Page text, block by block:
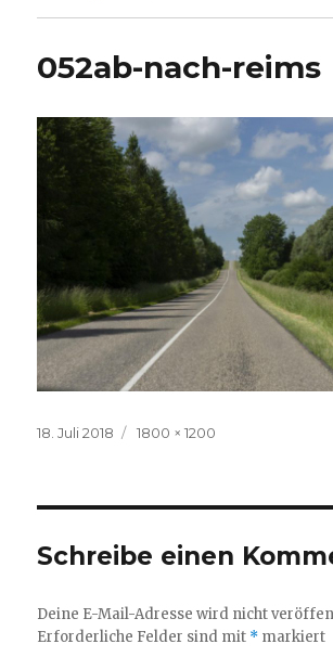
052ab-nach-reims
Veröffentlicht
18. Juli 2018
Volle
1800 × 1200
Schreibe einen
Deine E-Mail-Adresse wird nicht
Erforderliche Felder sind mit * markiert